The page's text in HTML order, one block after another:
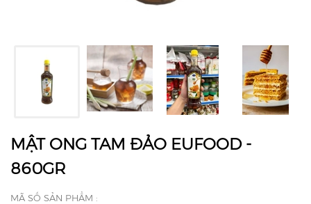
MẬT ONG TAM ĐẢO EUFOOD -
860GR
MÃ SỐ SẢN PHẨM :